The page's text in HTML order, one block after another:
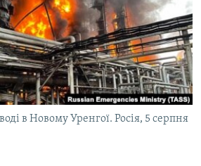
КРИМУ
в Новому Уренгої. Росія, 5 серпня